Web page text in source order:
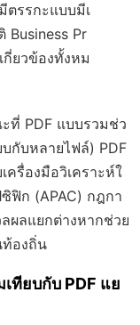
รรกะแบบมีเ
Business Pr
กี่ยวข้องทั้งหม
ที่ PDF แบบรวมช่ว
กับหลายไฟล์) PDF
รื่องมือวิเคราะห์ใ
ฟิก (APAC) กฎกา
ผลแยกต่างหากช่วย
ท้องถิ่น
ทียบกับ PDF แย